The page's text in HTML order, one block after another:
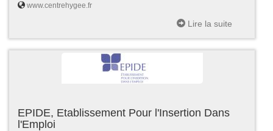
www.centrehygee.fr
Lire la suite
EPIDE, Etablissement Pour l'Insertion Dans
l'Emploi